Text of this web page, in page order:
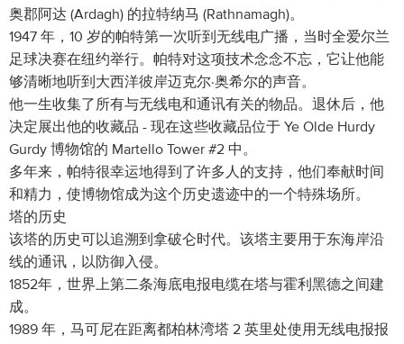
奥郡阿达 (Ardagh) 的拉特纳马 (Rathnamagh)。
1947 年，10 岁的帕特第一次听到无线电广播，当时全爱尔兰
足球决赛在纽约举行。帕特对这项技术念念不忘，它让他能
够清晰地听到大西洋彼岸迈克尔·奥希尔的声音。
他一生收集了所有与无线电和通讯有关的物品。退休后，他
决定展出他的收藏品 - 现在这些收藏品位于 Ye Olde Hurdy
Gurdy 博物馆的 Martello Tower #2 中。
多年来，帕特很幸运地得到了许多人的支持，他们奉献时间
和精力，使博物馆成为这个历史遗迹中的一个特殊场所。
塔的历史
该塔的历史可以追溯到拿破仑时代。该塔主要用于东海岸沿
线的通讯，以防御入侵。
1852年，世界上第二条海底电报电缆在塔与霍利黑德之间建
成。
1989 年，马可尼在距离都柏林湾塔 2 英里处使用无线电报报